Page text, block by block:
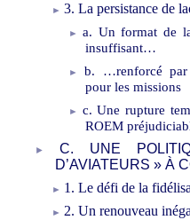
3. La persistance de
a. Un format de
insuffisant…
b. …renforcé par
pour les missions
c. Une rupture
ROEM
C. UNE
D’AVIATEURS » À
1. Le défi de la
2. Un renouveau